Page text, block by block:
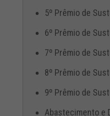
5º Prêmio de
6º Prêmio de
7º Prêmio de
8º Prêmio de
9º Prêmio de
Abastecimento e